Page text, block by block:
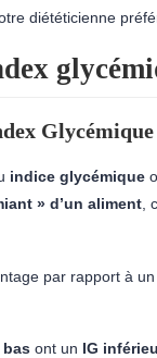
diététicienne
Glycémique
indice glycémique
» d’un aliment
par rapport à un
bas ont un IG